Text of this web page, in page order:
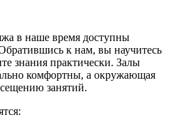
в наше время доступны
к нам, вы научитесь
знания практически. Залы
комфортны, а окружающая
занятий.